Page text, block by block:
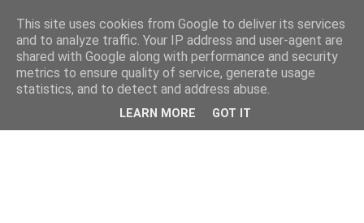
This site uses cookies from Google to deliver its services
and to analyze traffic. Your IP address and user-agent are
shared with Google along with performance and security
metrics to ensure quality of service, generate usage
statistics, and to detect and address abuse.
LEARN MORE GOT IT